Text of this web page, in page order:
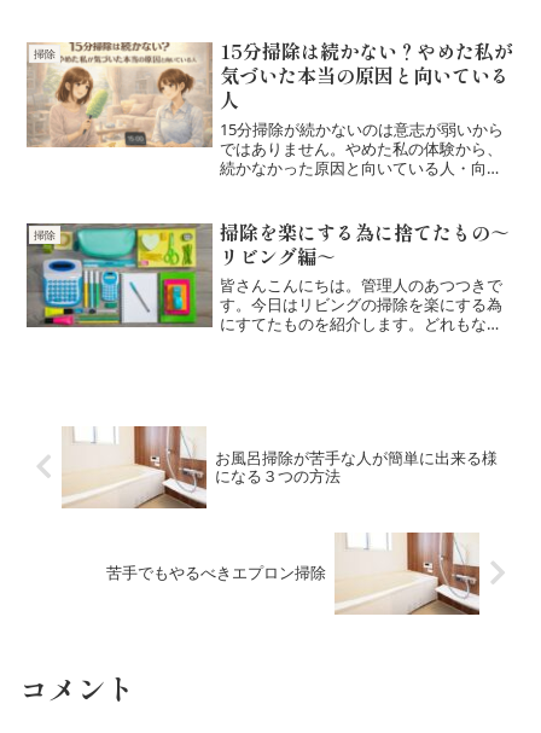
き過ぎない①掃き掃除②住宅洗剤による
擦り洗い③拭きとり又は水...
掃除
15分掃除は続かない？やめた私が
気づいた本当の原因と向いている
人
15分掃除が続かないのは意志が弱いから
ではありません。やめた私の体験から、
続かなかった原因と向いている人・向い
掃除
掃除を楽にする為に捨てたもの～
リビング編～
皆さんこんにちは。管理人のあつつきで
す。今日はリビングの掃除を楽にする為
にすてたものを紹介します。どれもなん
お風呂掃除が苦手な人が簡単に出来る様
になる３つの方法
苦手でもやるべきエプロン掃除
コメント